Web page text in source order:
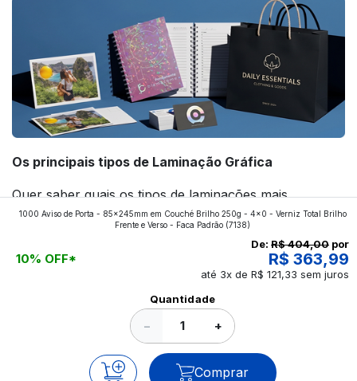
Os principais tipos de Laminação Gráfica
Quer saber quais os tipos de laminações mais
aplicados nos impressos da gráfica FuturaIM? Então,
continue a leitura que vamos revelar para você!
1000 Aviso de Porta - 85x245mm em Couché Brilho 250g - 4x0 - Verniz Total Brilho
Frente e Verso - Faca Padrão (7138)
10% OFF*
De: R$ 404,00 por
R$ 363,99
até 3x de R$ 121,33 sem juros
Quantidade
− +
Comprar